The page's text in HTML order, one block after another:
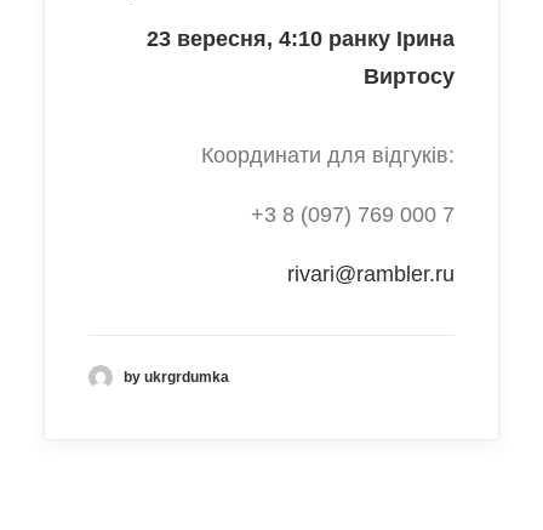
23 вересня, 4:10 ранку Ірина
Виртосу
Координати для відгуків:
+3 8 (097) 769 000 7
rivari@rambler.ru
by ukrgrdumka